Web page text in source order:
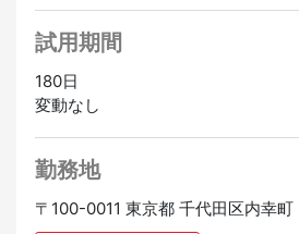
試用期間
180日
変動なし
勤務地
〒100-0011 東京都 千代田区内幸町